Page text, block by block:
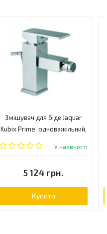
Змішувач для біде Jaquar
Kubix Prime, одноважільний,
хром (KUB-CHR-35213FB)
У наявності
5 124 грн.
Купити